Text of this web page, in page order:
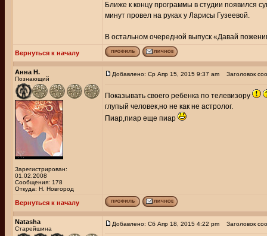
Ближе к концу программы в студии появился
минут провел на руках у Ларисы Гузеевой.
В остальном очередной выпуск «Давай
Вернуться к началу
Анна Н.
Познающий
Зарегистрирован:
01.02.2008
Сообщения: 178
Откуда: Н. Новгород
Добавлено: Ср Апр 15, 2015 9:37 am Заголовок
Показывать своего ребенка по телевизору
глупый человек,но не как не астролог.
Пиар,пиар еще пиар
Вернуться к началу
Natasha
Старейшина
Добавлено: Сб Апр 18, 2015 4:22 pm Заголовок